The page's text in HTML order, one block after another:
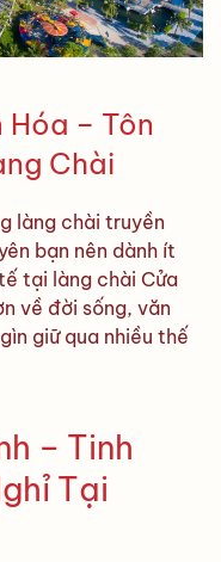
Hóa – Tôn
Chài
làng chài truyền
bạn nên dành ít
tại làng chài Cửa
về đời sống, văn
giữ qua nhiều thế
– Tinh
Tại